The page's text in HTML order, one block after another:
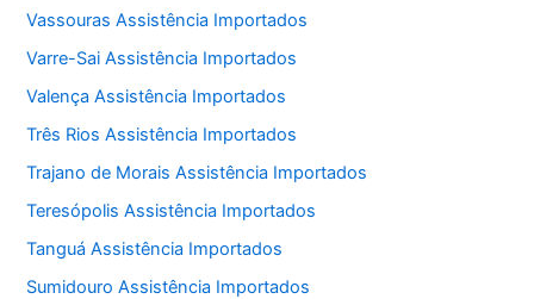
Vassouras Assistência Importados
Varre-Sai Assistência Importados
Valença Assistência Importados
Três Rios Assistência Importados
Trajano de Morais Assistência Importados
Teresópolis Assistência Importados
Tanguá Assistência Importados
Sumidouro Assistência Importados